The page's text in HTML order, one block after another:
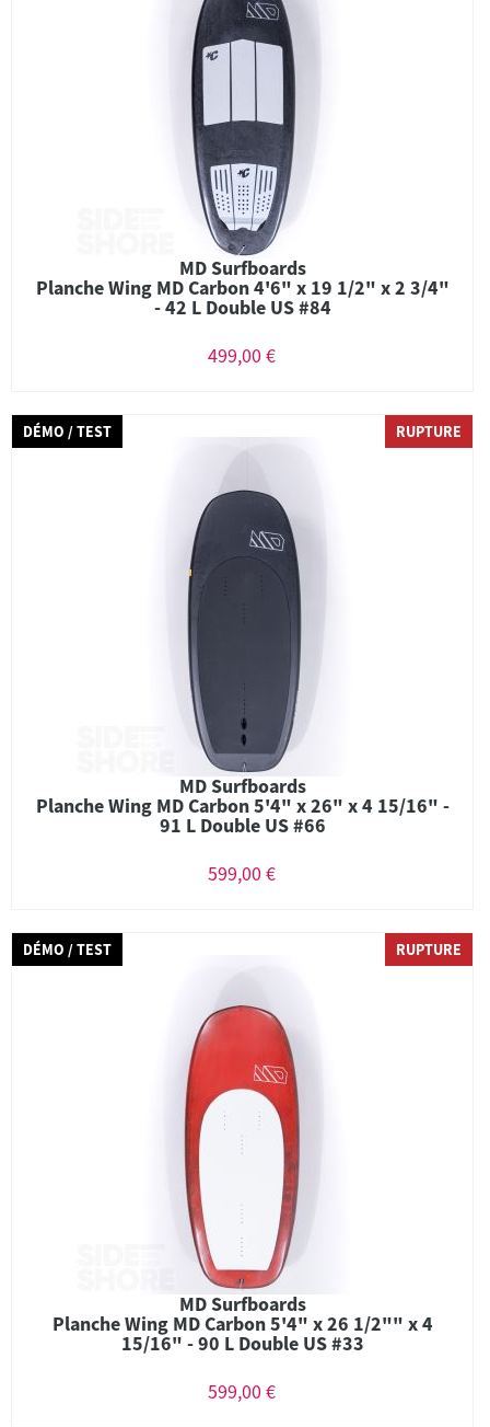
MD Surfboards
Planche Wing MD Carbon 4'6" x 19 1/2" x 2 3/4"
- 42 L Double US #84
499,00 €
DÉMO / TEST RUPTURE
MD Surfboards
Planche Wing MD Carbon 5'4" x 26" x 4 15/16" -
91 L Double US #66
599,00 €
DÉMO / TEST RUPTURE
MD Surfboards
Planche Wing MD Carbon 5'4" x 26 1/2"" x 4
15/16" - 90 L Double US #33
599,00 €